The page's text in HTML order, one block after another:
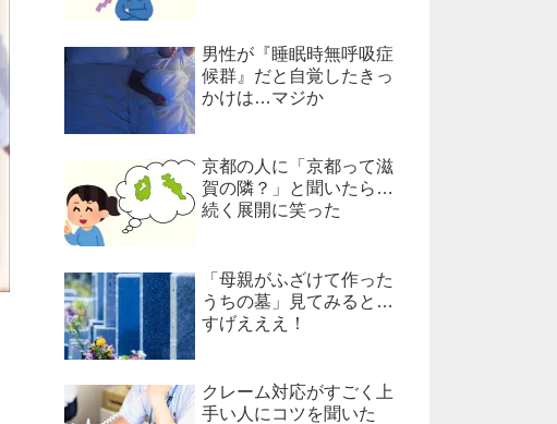
男性が『睡眠時無呼吸症
候群』だと自覚したきっ
かけは…マジか
京都の人に「京都って滋
賀の隣？」と聞いたら…
続く展開に笑った
「母親がふざけて作った
うちの墓」見てみると…
すげえええ！
クレーム対応がすごく上
手い人にコツを聞いた